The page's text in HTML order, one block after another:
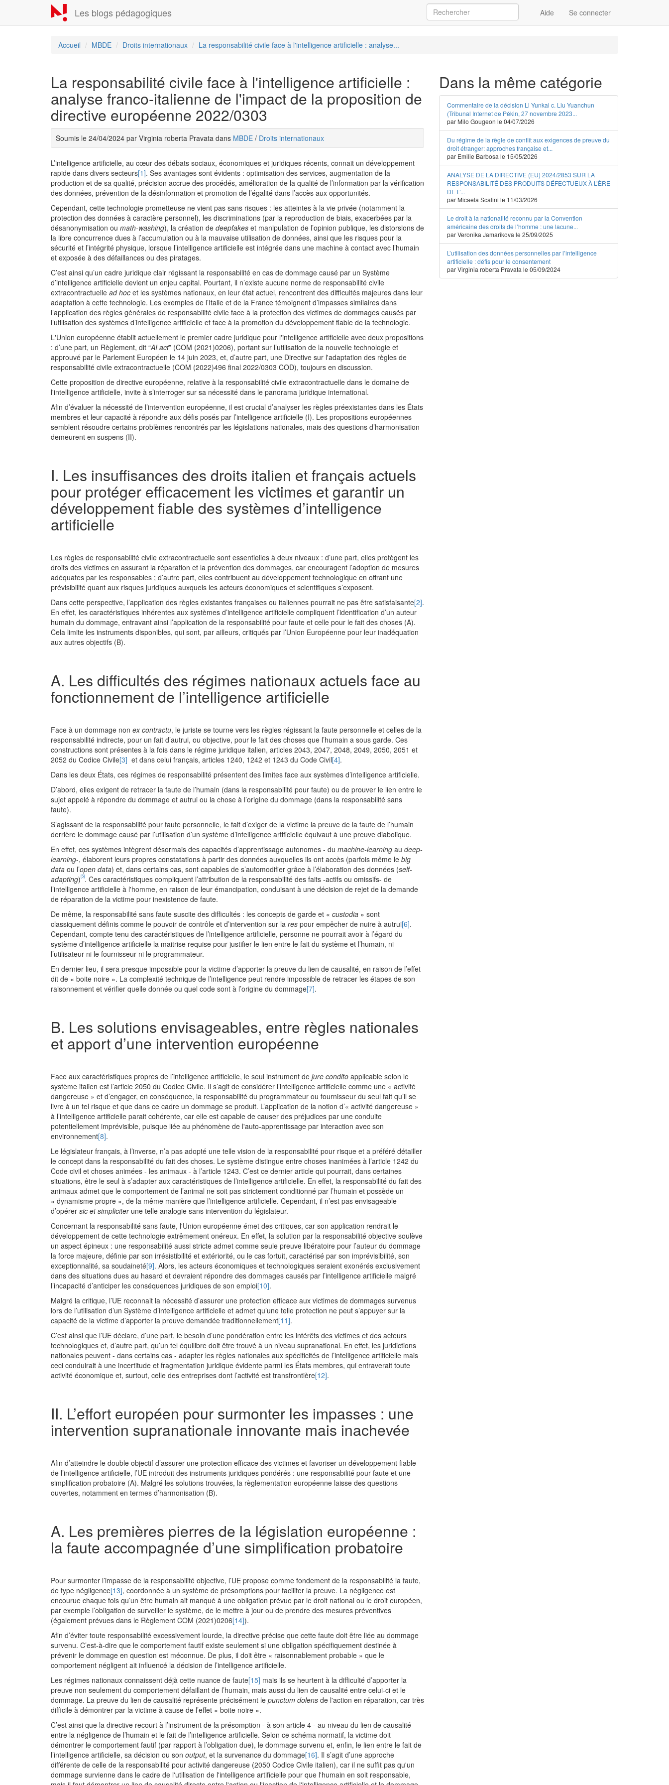
contenu
Les blogs pédagogiques Aide Se connecter
Accueil MBDE Droits internationaux La responsabilité civile face à l'intelligence artificielle : analyse...
La responsabilité civile face à l'intelligence artificielle :
analyse franco-italienne de l'impact de la proposition de
directive européenne 2022/0303
Soumis le 24/04/2024 par Virginia roberta Pravata dans MBDE / Droits internationaux
L’intelligence artificielle, au cœur des débats sociaux, économiques et juridiques récents, connait un développement
rapide dans divers secteurs[1]. Ses avantages sont évidents : optimisation des services, augmentation de la
production et de sa qualité, précision accrue des procédés, amélioration de la qualité de l’information par la vérification
des données, prévention de la désinformation et promotion de l’égalité dans l’accès aux opportunités.
Cependant, cette technologie prometteuse ne vient pas sans risques : les atteintes à la vie privée (notamment la
protection des données à caractère personnel), les discriminations (par la reproduction de biais, exacerbées par la
désanonymisation ou math-washing), la création de deepfakes et manipulation de l’opinion publique, les distorsions de
la libre concurrence dues à l’accumulation ou à la mauvaise utilisation de données, ainsi que les risques pour la
sécurité et l’intégrité physique, lorsque l’intelligence artificielle est intégrée dans une machine à contact avec l’humain
et exposée à des défaillances ou des piratages.
C’est ainsi qu’un cadre juridique clair régissant la responsabilité en cas de dommage causé par un Système
d’intelligence artificielle devient un enjeu capital. Pourtant, il n’existe aucune norme de responsabilité civile
extracontractuelle ad hoc et les systèmes nationaux, en leur état actuel, rencontrent des difficultés majeures dans leur
adaptation à cette technologie. Les exemples de l’Italie et de la France témoignent d’impasses similaires dans
l’application des règles générales de responsabilité civile face à la protection des victimes de dommages causés par
l’utilisation des systèmes d’intelligence artificielle et face à la promotion du développement fiable de la technologie.
L'Union européenne établit actuellement le premier cadre juridique pour l'intelligence artificielle avec deux propositions
: d’une part, un Règlement, dit “AI act” (COM (2021)0206), portant sur l’utilisation de la nouvelle technologie et
approuvé par le Parlement Européen le 14 juin 2023, et, d’autre part, une Directive sur l'adaptation des règles de
responsabilité civile extracontractuelle (COM (2022)496 final 2022/0303 COD), toujours en discussion.
Cette proposition de directive européenne, relative à la responsabilité civile extracontractuelle dans le domaine de
l'intelligence artificielle, invite à s’interroger sur sa nécessité dans le panorama juridique international.
Afin d’évaluer la nécessité de l’intervention européenne, il est crucial d’analyser les règles préexistantes dans les États
membres et leur capacité à répondre aux défis posés par l’intelligence artificielle (I). Les propositions européennes
semblent résoudre certains problèmes rencontrés par les législations nationales, mais des questions d’harmonisation
demeurent en suspens (II).
I. Les insuffisances des droits italien et français actuels
pour protéger efficacement les victimes et garantir un
développement fiable des systèmes d’intelligence
artificielle
Les règles de responsabilité civile extracontractuelle sont essentielles à deux niveaux : d’une part, elles protègent les
droits des victimes en assurant la réparation et la prévention des dommages, car encouragent l’adoption de mesures
adéquates par les responsables ; d’autre part, elles contribuent au développement technologique en offrant une
prévisibilité quant aux risques juridiques auxquels les acteurs économiques et scientifiques s’exposent.
Dans cette perspective, l’application des règles existantes françaises ou italiennes pourrait ne pas être satisfaisante[2].
En effet, les caractéristiques inhérentes aux systèmes d’intelligence artificielle compliquent l’identification d’un auteur
humain du dommage, entravant ainsi l’application de la responsabilité pour faute et celle pour le fait des choses (A).
Cela limite les instruments disponibles, qui sont, par ailleurs, critiqués par l’Union Européenne pour leur inadéquation
aux autres objectifs (B).
A. Les difficultés des régimes nationaux actuels face au
fonctionnement de l’intelligence artificielle
Face à un dommage non ex contractu, le juriste se tourne vers les règles régissant la faute personnelle et celles de la
responsabilité indirecte, pour un fait d’autrui, ou objective, pour le fait des choses que l’humain a sous garde. Ces
constructions sont présentes à la fois dans le régime juridique italien, articles 2043, 2047, 2048, 2049, 2050, 2051 et
2052 du Codice Civile[3] et dans celui français, articles 1240, 1242 et 1243 du Code Civil[4].
Dans les deux États, ces régimes de responsabilité présentent des limites face aux systèmes d’intelligence artificielle.
D’abord, elles exigent de retracer la faute de l’humain (dans la responsabilité pour faute) ou de prouver le lien entre le
sujet appelé à répondre du dommage et autrui ou la chose à l’origine du dommage (dans la responsabilité sans
faute).
S’agissant de la responsabilité pour faute personnelle, le fait d’exiger de la victime la preuve de la faute de l’humain
derrière le dommage causé par l’utilisation d’un système d’intelligence artificielle équivaut à une preuve diabolique.
En effet, ces systèmes intègrent désormais des capacités d’apprentissage autonomes - du machine-learning au deep-
learning-, élaborent leurs propres constatations à partir des données auxquelles ils ont accès (parfois même le big
data ou l’open data) et, dans certains cas, sont capables de s’automodifier grâce à l’élaboration des données (self-
adapting)[5]. Ces caractéristiques compliquent l’attribution de la responsabilité des faits -actifs ou omissifs- de
l’intelligence artificielle à l'homme, en raison de leur émancipation, conduisant à une décision de rejet de la demande
de réparation de la victime pour inexistence de faute.
De même, la responsabilité sans faute suscite des difficultés : les concepts de garde et « custodia » sont
classiquement définis comme le pouvoir de contrôle et d’intervention sur la res pour empêcher de nuire à autrui[6].
Cependant, compte tenu des caractéristiques de l’intelligence artificielle, personne ne pourrait avoir à l’égard du
système d’intelligence artificielle la maitrise requise pour justifier le lien entre le fait du système et l’humain, ni
l’utilisateur ni le fournisseur ni le programmateur.
En dernier lieu, il sera presque impossible pour la victime d’apporter la preuve du lien de causalité, en raison de l’effet
dit de « boite noire ». La complexité technique de l’intelligence peut rendre impossible de retracer les étapes de son
raisonnement et vérifier quelle donnée ou quel code sont à l’origine du dommage[7].
B. Les solutions envisageables, entre règles nationales
et apport d’une intervention européenne
Face aux caractéristiques propres de l’intelligence artificielle, le seul instrument de jure condito applicable selon le
système italien est l’article 2050 du Codice Civile. Il s’agit de considérer l’intelligence artificielle comme une « activité
dangereuse » et d’engager, en conséquence, la responsabilité du programmateur ou fournisseur du seul fait qu’il se
livre à un tel risque et que dans ce cadre un dommage se produit. L’application de la notion d’« activité dangereuse »
à l’intelligence artificielle parait cohérente, car elle est capable de causer des préjudices par une conduite
potentiellement imprévisible, puisque liée au phénomène de l'auto-apprentissage par interaction avec son
environnement[8].
Le législateur français, à l’inverse, n’a pas adopté une telle vision de la responsabilité pour risque et a préféré détailler
le concept dans la responsabilité du fait des choses. Le système distingue entre choses inanimées à l’article 1242 du
Code civil et choses animées - les animaux - à l’article 1243. C’est ce dernier article qui pourrait, dans certaines
situations, être le seul à s’adapter aux caractéristiques de l’intelligence artificielle. En effet, la responsabilité du fait des
animaux admet que le comportement de l’animal ne soit pas strictement conditionné par l’humain et possède un
« dynamisme propre », de la même manière que l’intelligence artificielle. Cependant, il n’est pas envisageable
d’opérer sic et simpliciterune telle analogie sans intervention du législateur.
Concernant la responsabilité sans faute, l'Union européenne émet des critiques, car son application rendrait le
développement de cette technologie extrêmement onéreux. En effet, la solution par la responsabilité objective soulève
un aspect épineux : une responsabilité aussi stricte admet comme seule preuve libératoire pour l’auteur du dommage
la force majeure, définie par son irrésistibilité et extériorité, ou le cas fortuit, caractérisé par son imprévisibilité, son
exceptionnalité, sa soudaineté[9]. Alors, les acteurs économiques et technologiques seraient exonérés exclusivement
dans des situations dues au hasard et devraient répondre des dommages causés par l’intelligence artificielle malgré
l’incapacité d’anticiper les conséquences juridiques de son emploi[10].
Malgré la critique, l’UE reconnait la nécessité d’assurer une protection efficace aux victimes de dommages survenus
lors de l’utilisation d’un Système d’intelligence artificielle et admet qu’une telle protection ne peut s’appuyer sur la
capacité de la victime d’apporter la preuve demandée traditionnellement[11].
C’est ainsi que l’UE déclare, d’une part, le besoin d’une pondération entre les intérêts des victimes et des acteurs
technologiques et, d’autre part, qu’un tel équilibre doit être trouvé à un niveau supranational. En effet, les juridictions
nationales peuvent - dans certains cas - adapter les règles nationales aux spécificités de l’intelligence artificielle mais
ceci conduirait à une incertitude et fragmentation juridique évidente parmi les États membres, qui entraverait toute
activité économique et, surtout, celle des entreprises dont l’activité est transfrontière[12].
II. L’effort européen pour surmonter les impasses : une
intervention supranationale innovante mais inachevée
Afin d’atteindre le double objectif d’assurer une protection efficace des victimes et favoriser un développement fiable
de l’intelligence artificielle, l’UE introduit des instruments juridiques pondérés : une responsabilité pour faute et une
simplification probatoire (A). Malgré les solutions trouvées, la règlementation européenne laisse des questions
ouvertes, notamment en termes d’harmonisation (B).
A. Les premières pierres de la législation européenne :
la faute accompagnée d’une simplification probatoire
Pour surmonter l’impasse de la responsabilité objective, l’UE propose comme fondement de la responsabilité la faute,
de type négligence[13], coordonnée à un système de présomptions pour faciliter la preuve. La négligence est
encourue chaque fois qu’un être humain ait manqué à une obligation prévue par le droit national ou le droit européen,
par exemple l’obligation de surveiller le système, de le mettre à jour ou de prendre des mesures préventives
(également prévues dans le Règlement COM (2021)0206[14]).
Afin d’éviter toute responsabilité excessivement lourde, la directive précise que cette faute doit être liée au dommage
survenu. C’est-à-dire que le comportement fautif existe seulement si une obligation spécifiquement destinée à
prévenir le dommage en question est méconnue. De plus, il doit être « raisonnablement probable » que le
comportement négligent ait influencé la décision de l’intelligence artificielle.
Les régimes nationaux connaissent déjà cette nuance de faute[15] mais ils se heurtent à la difficulté d’apporter la
preuve non seulement du comportement défaillant de l’humain, mais aussi du lien de causalité entre celui-ci et le
dommage. La preuve du lien de causalité représente précisément le punctum dolens de l'action en réparation, car très
difficile à démontrer par la victime à cause de l’effet « boite noire ».
C’est ainsi que la directive recourt à l’instrument de la présomption - à son article 4 - au niveau du lien de causalité
entre la négligence de l’humain et le fait de l’intelligence artificielle. Selon ce schéma normatif, la victime doit
démontrer le comportement fautif (par rapport à l’obligation due), le dommage survenu et, enfin, le lien entre le fait de
l’intelligence artificielle, sa décision ou son output, et la survenance du dommage[16]. Il s’agit d’une approche
différente de celle de la responsabilité pour activité dangereuse (2050 Codice Civile italien), car il ne suffit pas qu'un
dommage survienne dans le cadre de l'utilisation de l'intelligence artificielle pour que l'humain en soit responsable,
Dans la même catégorie
Commentaire de la décision Li Yunkai c. Liu Yuanchun
(Tribunal Internet de Pékin, 27 novembre 2023...
par Milo Gougeon le 04/07/2026
Du régime de la règle de conflit aux exigences de preuve du
droit étranger: approches française et...
par Emilie Barbosa le 15/05/2026
ANALYSE DE LA DIRECTIVE (EU) 2024/2853 SUR LA
RESPONSABILITÉ DES PRODUITS DÉFECTUEUX À L’ÈRE
DE L’...
par Micaela Scalini le 11/03/2026
Le droit à la nationalité reconnu par la Convention
américaine des droits de l’homme : une lacune...
par Veronika Jamarikova le 25/09/2025
L’utilisation des données personnelles par l’intelligence
artificielle : défis pour le consentement
par Virginia roberta Pravata le 05/09/2024